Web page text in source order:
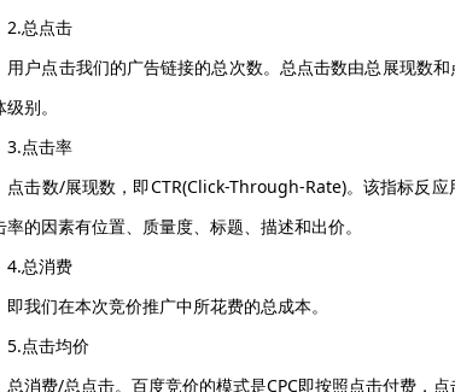
2.总点击
用户点击我们的广告链接的总次数。总点击数由总展现数
别。
3.点击率
点击数/展现数，即CTR(Click-Through-Rate)。该指标反
率的因素有位置、质量度、标题、描述和出价。
4.总消费
即我们在本次竞价推广中所花费的总成本。
5.点击均价
总消费/总点击。百度竞价的模式是CPC即按照点击付费，